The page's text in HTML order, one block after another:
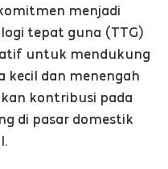
menjadi
tepat guna (TTG)
untuk mendukung
kecil dan menengah
kontribusi pada
di pasar domestik